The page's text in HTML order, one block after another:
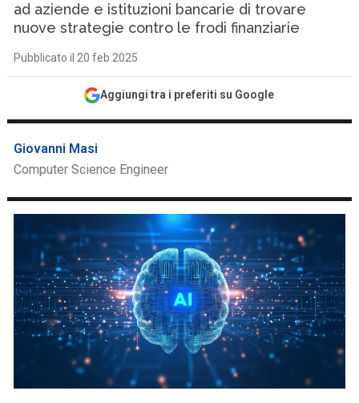
ad aziende e istituzioni bancarie di trovare
nuove strategie contro le frodi finanziarie
Pubblicato il 20 feb 2025
Aggiungi tra i preferiti su Google
Giovanni Masi
Computer Science Engineer